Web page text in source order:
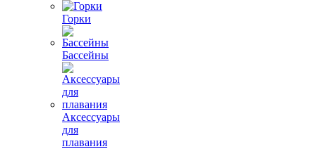
Горки
Бассейны
Аксессуары
для
плавания